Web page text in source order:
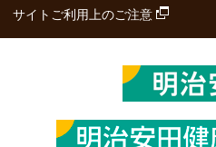
サイトご利用上のご注意